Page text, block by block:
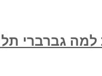
גברברי תל